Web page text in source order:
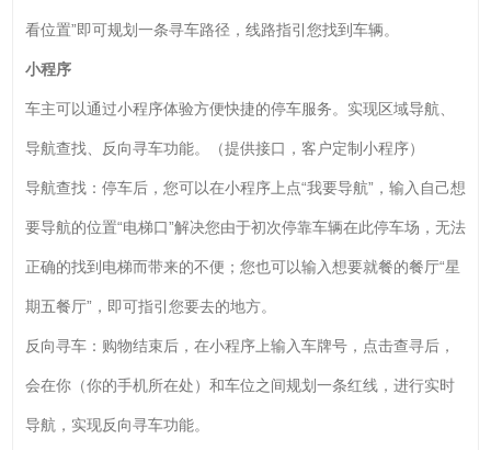
看位置”即可规划一条寻车路径，线路指引您找到车辆。
小程序
车主可以通过小程序体验方便快捷的停车服务。实现区域导航、
导航查找、反向寻车功能。（提供接口，客户定制小程序）
导航查找：停车后，您可以在小程序上点“我要导航”，输入自己想
要导航的位置“电梯口”解决您由于初次停靠车辆在此停车场，无法
正确的找到电梯而带来的不便；您也可以输入想要就餐的餐厅“星
期五餐厅”，即可指引您要去的地方。
反向寻车：购物结束后，在小程序上输入车牌号，点击查寻后，
会在你（你的手机所在处）和车位之间规划一条红线，进行实时
导航，实现反向寻车功能。